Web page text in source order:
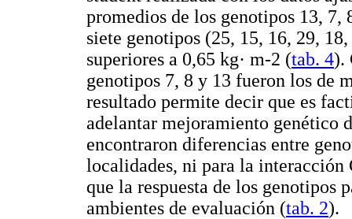
promedios de los genotipos 13,
siete genotipos (25, 15, 16, 29,
superiores a 0,65 kg· m-2 (tab. 4).
genotipos 7, 8 y 13 fueron los de
resultado permite decir que es
adelantar mejoramiento genético
encontraron diferencias entre
localidades, ni para la
que la respuesta de los genotipos
ambientes de evaluación (tab. 2).